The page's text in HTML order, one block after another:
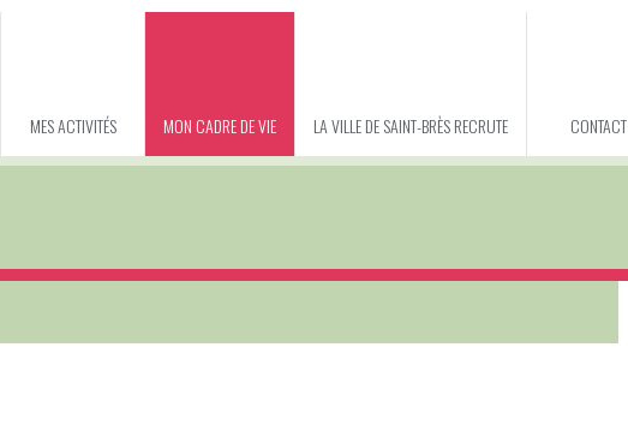
MES ACTIVITÉS MON CADRE DE VIE LA VILLE DE SAINT-BRÈS RECRUTE CONTACT